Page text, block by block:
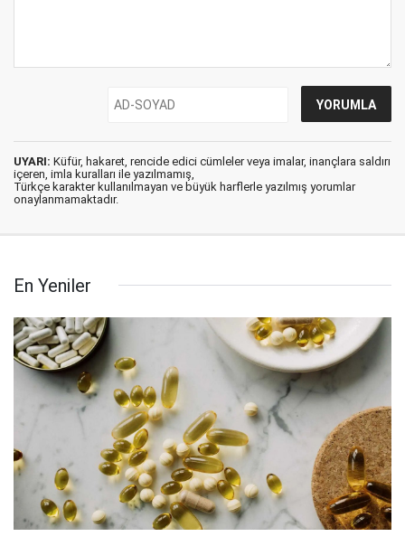
UYARI: Küfür, hakaret, rencide edici cümleler veya imalar, inançlara saldırı
içeren, imla kuralları ile yazılmamış,
Türkçe karakter kullanılmayan ve büyük harflerle yazılmış yorumlar
onaylanmamaktadır.
En Yeniler